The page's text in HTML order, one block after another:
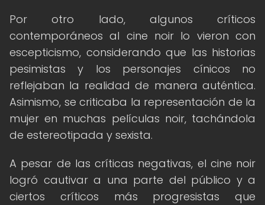
Por otro lado, algunos críticos
contemporáneos al cine noir lo vieron con
escepticismo, considerando que las historias
pesimistas y los personajes cínicos no
reflejaban la realidad de manera auténtica.
Asimismo, se criticaba la representación de la
mujer en muchas películas noir, tachándola
de estereotipada y sexista.
A pesar de las críticas negativas, el cine noir
logró cautivar a una parte del público y a
ciertos críticos más progresistas que